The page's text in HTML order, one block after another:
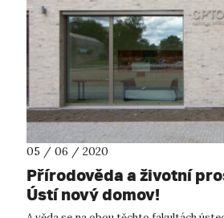
05 / 06 / 2020
Přírodověda a životní
Ústí nový domov!